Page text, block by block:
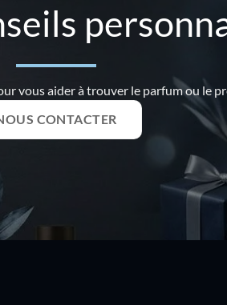
vous aider à trouver le parfum ou le
CONTACTER